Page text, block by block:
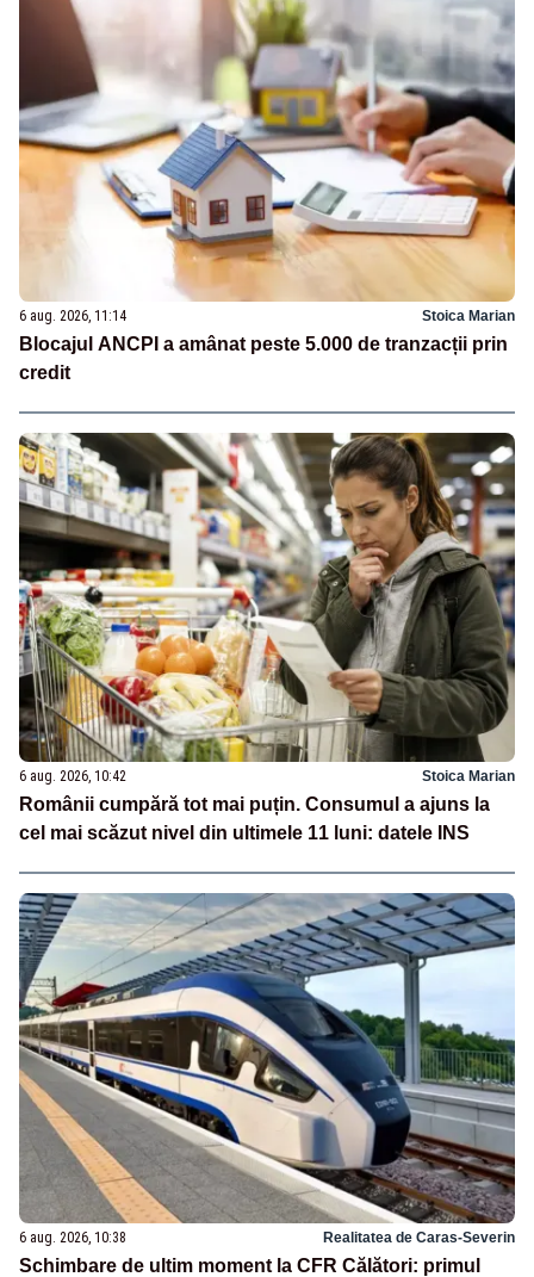
6 aug. 2026, 11:14 Stoica Marian
Blocajul ANCPI a amânat peste 5.000 de tranzacții prin
credit
6 aug. 2026, 10:42 Stoica Marian
Românii cumpără tot mai puțin. Consumul a ajuns la
cel mai scăzut nivel din ultimele 11 luni: datele INS
6 aug. 2026, 10:38 Realitatea de Caras-Severin
Schimbare de ultim moment la CFR Călători: primul